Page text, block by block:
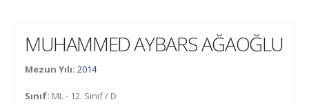
MUHAMMED AYBARS AĞAOĞLU
Mezun Yılı: 2014
Sınıf: ML - 12. Sınıf / D